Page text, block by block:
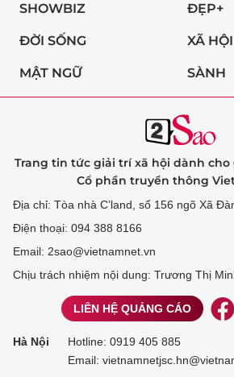
SHOWBIZ ĐẸP+
ĐỜI SỐNG XÃ HỘI
MẬT NGỮ SÀNH
Trang tin tức giải trí xã hội dành
Cổ phần truyền thông
Địa chỉ: Tòa nhà C’land, số 156 ngõ Xã
Điện thoại: 094 388 8166
Email: 2sao@vietnamnet.vn
Chịu trách nhiệm nội dung: Trương Thị
LIÊN HỆ QUẢNG CÁO
Hà Nội Hotline: 0919 405 885
Email: